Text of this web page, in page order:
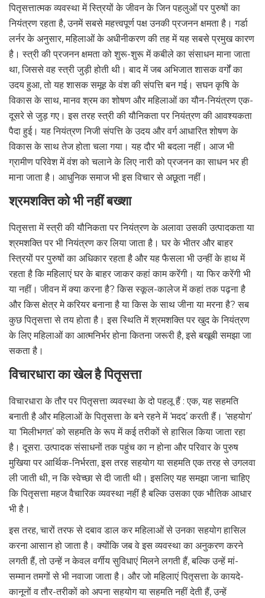
पितृसत्तात्मक व्यवस्था में स्त्रियों के जीवन के जिन पहलुओं पर पुरुषों का
नियंत्रण रहता है, उनमें सबसे महत्त्वपूर्ण पक्ष उनकी प्रजनन क्षमता है। गर्डा
लर्नर के अनुसार, महिलाओं के अधीनीकरण की तह में यह सबसे प्रमुख कारण
है। स्त्री की प्रजनन क्षमता को शुरू-शुरू में कबीले का संसाधन माना जाता
था, जिससे वह स्त्री जुड़ी होती थी। बाद में जब अभिजात शासक वर्गों का
उदय हुआ, तो यह शासक समूह के वंश की संपत्ति बन गई। सघन कृषि के
विकास के साथ, मानव श्रम का शोषण और महिलाओं का यौन-नियंत्रण एक-
दूसरे से जुड़ गए। इस तरह स्त्री की यौनिकता पर नियंत्रण की आवश्यकता
पैदा हुई। यह नियंत्रण निजी संपत्ति के उदय और वर्ग आधारित शोषण के
विकास के साथ तेज होता चला गया। यह दौर भी बदला नहीं। आज भी
ग्रामीण परिवेश में वंश को चलाने के लिए नारी को प्रजनन का साधन भर ही
माना जाता है। आधुनिक समाज भी इस विचार से अछूता नहीं।
श्रमशक्ति को भी नहीं बख्शा
पितृसत्ता में स्त्री की यौनिकता पर नियंत्रण के अलावा उसकी उत्पादकता या
श्रमशक्ति पर भी नियंत्रण कर लिया जाता है। घर के भीतर और बाहर
स्त्रियों पर पुरुषों का अधिकार रहता है और यह फैसला भी उन्हीं के हाथ में
रहता है कि महिलाएं घर के बाहर जाकर कहां काम करेंगी। या फिर करेंगी भी
या नहीं। जीवन में क्या करना है? किस स्कूल-कालेज में कहां तक पढ़ना है
और किस क्षेत्र मे करियर बनाना है या किस के साथ जीना या मरना है? सब
कुछ पितृसत्ता से तय होता है। इस स्थिति में श्रमशक्ति पर खुद के नियंत्रण
के लिए महिलाओं का आत्मनिर्भर होना कितना जरूरी है, इसे बखूबी समझा जा
सकता है।
विचारधारा का खेल है पितृसत्ता
विचारधारा के तौर पर पितृसत्ता व्यवस्था के दो पहलू हैं : एक, यह सहमति
बनाती है और महिलाओं के पितृसत्ता के बने रहने में ‘मदद’ करती हैं। ‘सहयोग’
या ‘मिलीभगत’ को सहमति के रूप में कई तरीकों से हासिल किया जाता रहा
है। दूसरा. उत्पादक संसाधनों तक पहुंच का न होना और परिवार के पुरुष
मुखिया पर आर्थिक-निर्भरता, इस तरह सहयोग या सहमति एक तरह से उगलवा
ली जाती थी, न कि स्वेच्छा से दी जाती थी। इसलिए यह समझा जाना चाहिए
कि पितृसत्ता महज वैचारिक व्यवस्था नहीं है बल्कि उसका एक भौतिक आधार
भी है।
इस तरह, चारों तरफ से दबाव डाल कर महिलाओं से उनका सहयोग हासिल
करना आसान हो जाता है। क्योंकि जब वे इस व्यवस्था का अनुकरण करने
लगती हैं, तो उन्हें न केवल वर्गीय सुविधाएं मिलने लगती हैं, बल्कि उन्हें मां-
सम्मान तमगों से भी नवाजा जाता है। और जो महिलाएं पितृसत्ता के कायदे-
कानूनों व तौर-तरीकों को अपना सहयोग या सहमति नहीं देती हैं, उन्हें